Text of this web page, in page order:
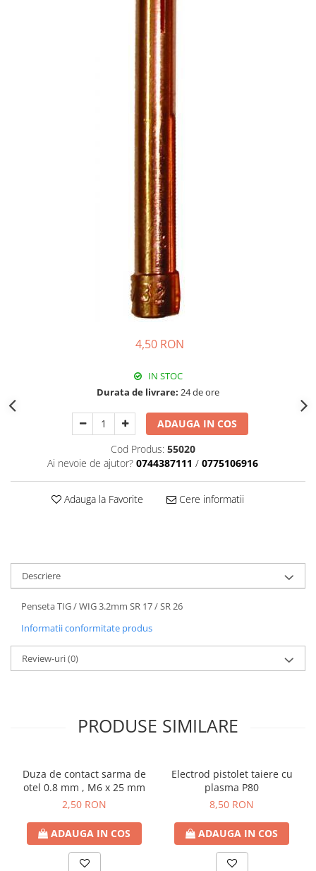
4,50 RON
IN STOC
Durata de livrare: 24 de ore
ADAUGA IN COS
Cod Produs: 55020
Ai nevoie de ajutor? 0744387111 / 0775106916
Adauga la Favorite Cere informatii
Descriere
Penseta TIG / WIG 3.2mm SR 17 / SR 26
Informatii conformitate produs
Review-uri(0)
PRODUSE SIMILARE
Duza de contact sarma de
otel 0.8 mm , M6 x 25 mm
2,50 RON
ADAUGA IN COS
Electrod pistolet taiere cu
plasma P80
8,50 RON
ADAUGA IN COS